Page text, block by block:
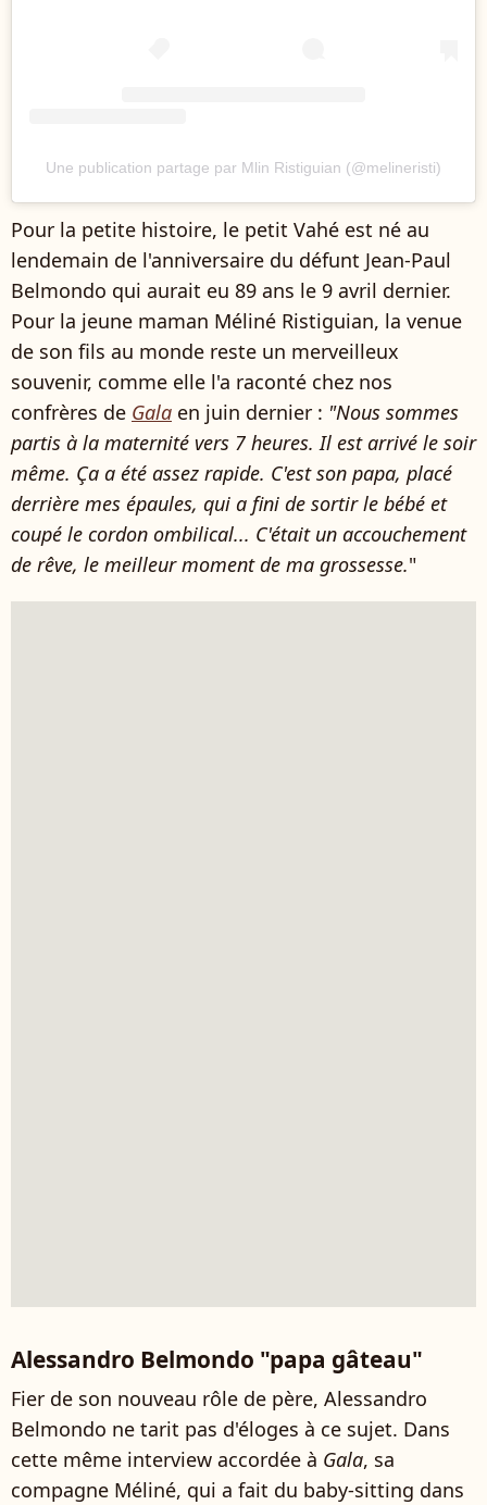
Une publication partage par Mlin Ristiguian (@melineristi)
Pour la petite histoire, le petit Vahé est né au
lendemain de l'anniversaire du défunt Jean-Paul
Belmondo qui aurait eu 89 ans le 9 avril dernier.
Pour la jeune maman Méliné Ristiguian, la venue
de son fils au monde reste un merveilleux
souvenir, comme elle l'a raconté chez nos
confrères de Gala en juin dernier : "Nous sommes
partis à la maternité vers 7 heures. Il est arrivé le soir
même. Ça a été assez rapide. C'est son papa, placé
derrière mes épaules, qui a fini de sortir le bébé et
coupé le cordon ombilical... C'était un accouchement
de rêve, le meilleur moment de ma grossesse."
Alessandro Belmondo "papa gâteau"
Fier de son nouveau rôle de père, Alessandro
Belmondo ne tarit pas d'éloges à ce sujet. Dans
cette même interview accordée à Gala, sa
compagne Méliné, qui a fait du baby-sitting dans